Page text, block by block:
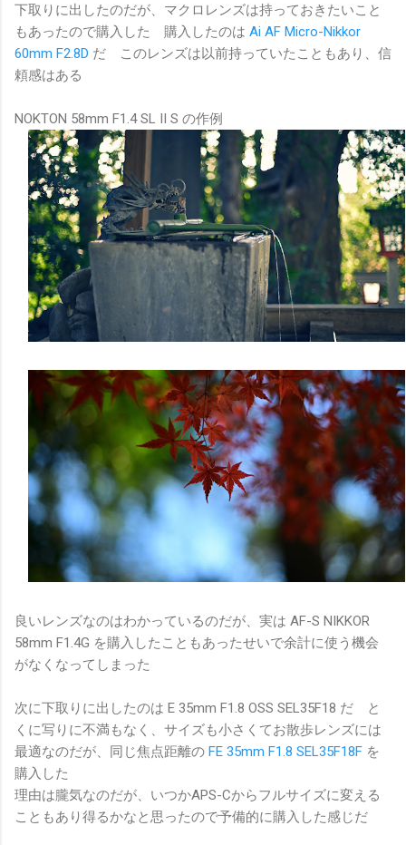
下取りに出したのだが、マクロレンズは持っておきたいこと
もあったので購入した 購入したのは Ai AF Micro-Nikkor
60mm F2.8D だ このレンズは以前持っていたこともあり、信
頼感はある
NOKTON 58mm F1.4 SL II S の作例
良いレンズなのはわかっているのだが、実は AF-S NIKKOR
58mm F1.4G を購入したこともあったせいで余計に使う機会
がなくなってしまった
次に下取りに出したのは E 35mm F1.8 OSS SEL35F18 だ と
くに写りに不満もなく、サイズも小さくてお散歩レンズには
最適なのだが、同じ焦点距離の FE 35mm F1.8 SEL35F18F を
購入した
理由は朧気なのだが、いつかAPS-Cからフルサイズに変える
こともあり得るかなと思ったので予備的に購入した感じだ